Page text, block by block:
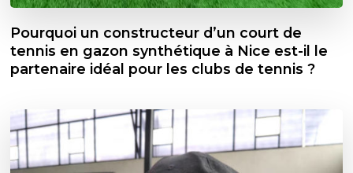
Pourquoi un constructeur d’un court de
tennis en gazon synthétique à Nice est-il le
partenaire idéal pour les clubs de tennis ?